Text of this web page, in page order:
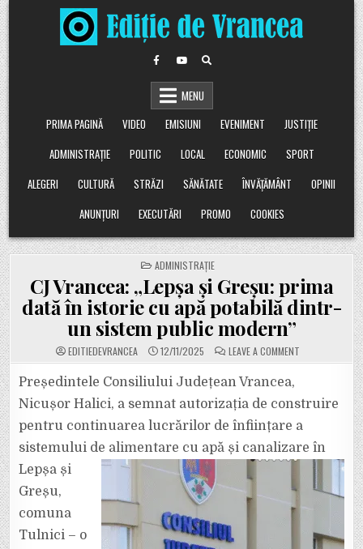
Skip
to
content
MENU
PRIMA PAGINĂ
VIDEO EMISIUNI EVENIMENT
JUSTIȚIE
ADMINISTRAȚIE
POLITIC LOCAL ECONOMIC
SPORT
ALEGERI
CULTURĂ STRĂZI SĂNĂTATE ÎNVĂȚĂMÂNT
OPINII
ANUNȚURI
EXECUTĂRI PROMO COOKIES
POSTED
IN
ADMINISTRAȚIE
CJ Vrancea: „Lepșa și Greșu: prima
dată în istorie cu apă potabilă dintr-
un sistem public modern”
EDITIEDEVRANCEA 12/11/2025 LEAVE A COMMENTON
CJ
GREȘU:
PRIMA
ÎN
CU
APĂ
POTABILĂ
DINTR-
SISTEM
PUBLIC
Președintele Consiliului Județean Vrancea,
Nicușor Halici, a semnat autorizația de construire
pentru continuarea lucrărilor de înființare a
sistemului de alimentare cu apă și canalizare în
Lepșa și
Greșu,
comuna
Tulnici – o